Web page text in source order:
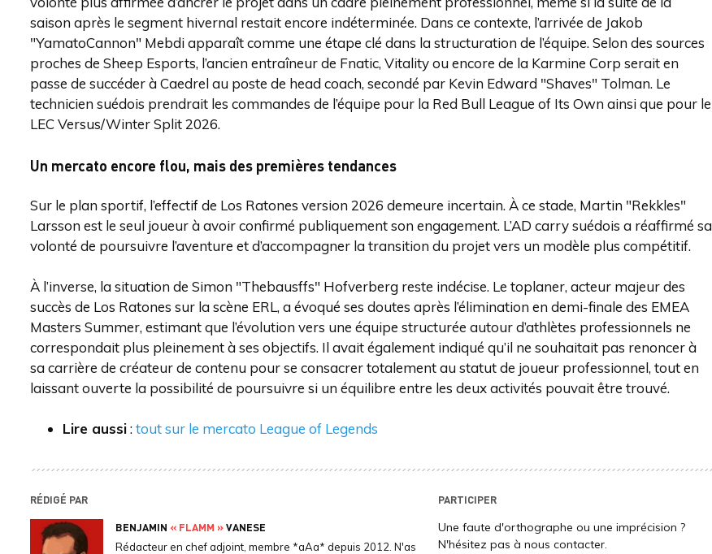
saison après le segment hivernal restait encore indéterminée. Dans ce contexte, l’arrivée de Jakob
"YamatoCannon" Mebdi apparaît comme une étape clé dans la structuration de l’équipe. Selon des sources
proches de Sheep Esports, l’ancien entraîneur de Fnatic, Vitality ou encore de la Karmine Corp serait en
passe de succéder à Caedrel au poste de head coach, secondé par Kevin Edward "Shaves" Tolman. Le
technicien suédois prendrait les commandes de l’équipe pour la Red Bull League of Its Own ainsi que pour le
LEC Versus/Winter Split 2026.
Un mercato encore flou, mais des premières tendances
Sur le plan sportif, l’effectif de Los Ratones version 2026 demeure incertain. À ce stade, Martin "Rekkles"
Larsson est le seul joueur à avoir confirmé publiquement son engagement. L’AD carry suédois a réaffirmé sa
volonté de poursuivre l’aventure et d’accompagner la transition du projet vers un modèle plus compétitif.
À l’inverse, la situation de Simon "Thebausffs" Hofverberg reste indécise. Le toplaner, acteur majeur des
succès de Los Ratones sur la scène ERL, a évoqué ses doutes après l’élimination en demi-finale des EMEA
Masters Summer, estimant que l’évolution vers une équipe structurée autour d’athlètes professionnels ne
correspondait plus pleinement à ses objectifs. Il avait également indiqué qu’il ne souhaitait pas renoncer à
sa carrière de créateur de contenu pour se consacrer totalement au statut de joueur professionnel, tout en
laissant ouverte la possibilité de poursuivre si un équilibre entre les deux activités pouvait être trouvé.
Lire aussi:tout sur le mercato League of Legends
RÉDIGÉ PAR
BENJAMIN « FLAMM »VANESE
Rédacteur en chef adjoint, membre *aAa* depuis 2012. N'as
PARTICIPER
Une faute d'orthographe ou une imprécision ?
N'hésitez pas à nous contacter.